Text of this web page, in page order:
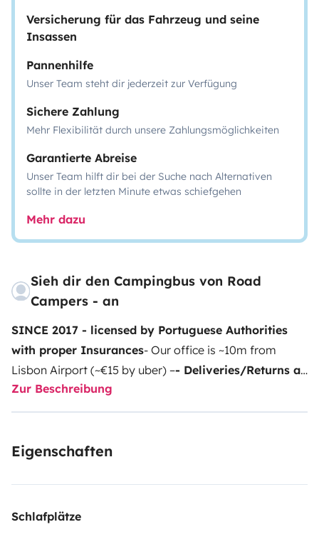
Versicherung für das Fahrzeug und seine
Insassen
Pannenhilfe
Unser Team steht dir jederzeit zur Verfügung
Sichere Zahlung
Mehr Flexibilität durch unsere Zahlungsmöglichkeiten
Garantierte Abreise
Unser Team hilft dir bei der Suche nach Alternativen
sollte in der letzten Minute etwas schiefgehen
Mehr dazu
Sieh dir den Campingbus von Road
Campers - an
SINCE 2017 - licensed by Portuguese Authorities
with proper Insurances- Our office is ~10m from
Lisbon Airport (~€15 by uber) –- Deliveries/Returns at
weekends/holidays - additional cost of €35 (unique
amount - paid on the day of check-in -Ideal for a
it!• Manual transmission, easy to drive on tighter roads
camper drives and sleeps 2 (bed size 190-205cm L x
Zur Beschreibung
Eigenschaften
Schlafplätze